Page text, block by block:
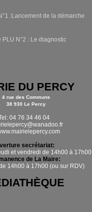
:Lancement de la démarche
PLU N°2 : Le diagnostic
DU PERCY
4 rue des Communs
38 930 Le Percy
04 76 34 46 04
secrétariat:
et vendredi de 14h00 à 17h00
de La Maire:
14h00 à 17h00 (ou sur RDV)